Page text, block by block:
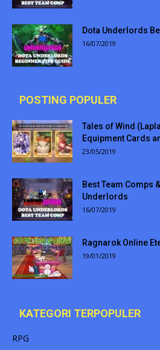
Dota Underlords
16/07/2019
POSTING POPULER
Tales of Wind
Equipment Cards
23/05/2019
Best Team Comps
Underlords
16/07/2019
Ragnarok Online
19/01/2019
KATEGORI TERPOPULER
RPG